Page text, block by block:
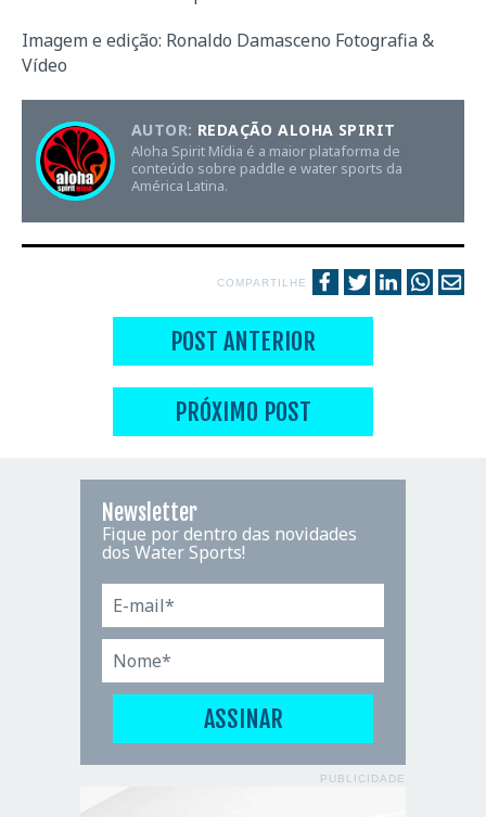
Imagem e edição: Ronaldo Damasceno Fotografia &
Vídeo
AUTOR: REDAÇÃO ALOHA SPIRIT
Aloha Spirit Mídia é a maior plataforma de
conteúdo sobre paddle e water sports da
América Latina.
COMPARTILHE
POST ANTERIOR
PRÓXIMO POST
Newsletter
Fique por dentro das novidades
dos Water Sports!
PUBLICIDADE